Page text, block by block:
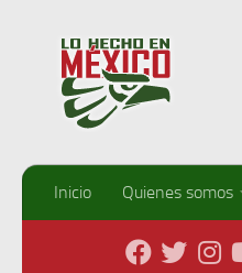
Inicio Quienes somos